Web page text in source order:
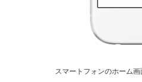
スマートフォンのホーム